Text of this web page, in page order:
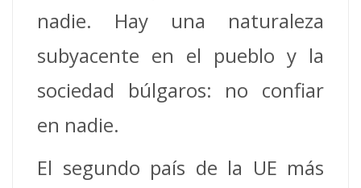
nadie. Hay una naturaleza
subyacente en el pueblo y la
sociedad búlgaros: no confiar
en nadie.
El segundo país de la UE más